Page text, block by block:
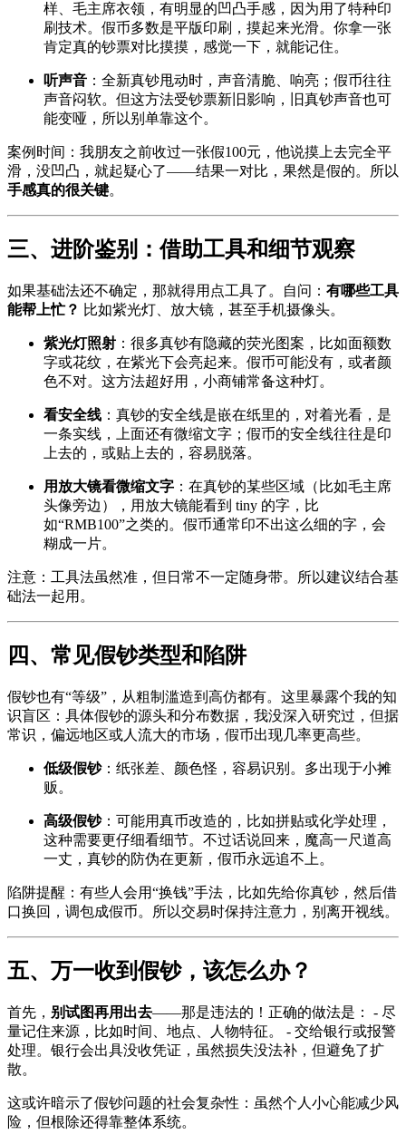
样、毛主席衣领，有明显的凹凸手感，因为用了特种印
刷技术。假币多数是平版印刷，摸起来光滑。你拿一张
肯定真的钞票对比摸摸，感觉一下，就能记住。
听声音 ：全新真钞甩动时，声音清脆、响亮；假币往往
声音闷软。但这方法受钞票新旧影响，旧真钞声音也可
能变哑，所以别单靠这个。
案例时间：我朋友之前收过一张假100元，他说摸上去完全平
滑，没凹凸，就起疑心了——结果一对比，果然是假的。所以
手感真的很关键。
三、进阶鉴别：借助工具和细节观察
如果基础法还不确定，那就得用点工具了。自问： 有哪些工具
能帮上忙？ 比如紫光灯、放大镜，甚至手机摄像头。
紫光灯照射 ：很多真钞有隐藏的荧光图案，比如面额数
字或花纹，在紫光下会亮起来。假币可能没有，或者颜
色不对。这方法超好用，小商铺常备这种灯。
看安全线 ：真钞的安全线是嵌在纸里的，对着光看，是
一条实线，上面还有微缩文字；假币的安全线往往是印
上去的，或贴上去的，容易脱落。
用放大镜看微缩文字 ：在真钞的某些区域（比如毛主席
头像旁边），用放大镜能看到 tiny 的字，比
如“RMB100”之类的。假币通常印不出这么细的字，会
糊成一片。
注意：工具法虽然准，但日常不一定随身带。所以建议结合基
础法一起用。
四、常见假钞类型和陷阱
假钞也有“等级”，从粗制滥造到高仿都有。这里暴露个我的知
识盲区：具体假钞的源头和分布数据，我没深入研究过，但据
常识，偏远地区或人流大的市场，假币出现几率更高些。
低级假钞：纸张差、颜色怪，容易识别。多出现于小摊
贩。
高级假钞：可能用真币改造的，比如拼贴或化学处理，
这种需要更仔细看细节。不过话说回来，魔高一尺道高
一丈，真钞的防伪在更新，假币永远追不上。
陷阱提醒：有些人会用“换钱”手法，比如先给你真钞，然后借
口换回，调包成假币。所以交易时保持注意力，别离开视线。
五、万一收到假钞，该怎么办？
首先， 别试图再用出去——那是违法的！正确的做法是： - 尽
量记住来源，比如时间、地点、人物特征。 - 交给银行或报警
处理。银行会出具没收凭证，虽然损失没法补，但避免了扩
散。
这或许暗示了假钞问题的社会复杂性：虽然个人小心能减少风
险，但根除还得靠整体系统。